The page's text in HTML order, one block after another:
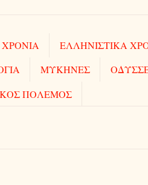
ΕΛΛΗΝΙΣΤΙΚΑ
ΜΥΚΗΝΕΣ
ΠΟΛΕΜΟΣ